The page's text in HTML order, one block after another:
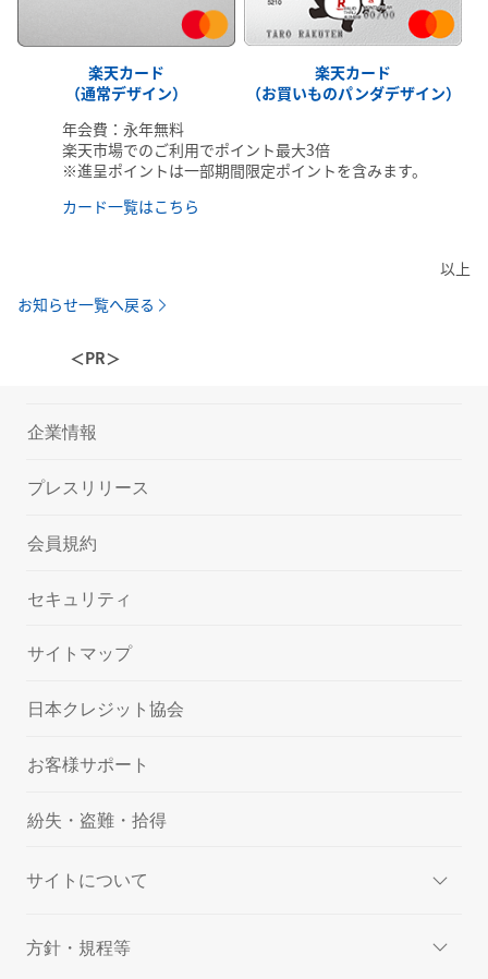
楽天カード
（通常デザイン）
楽天カード
（お買いものパンダデザイン）
年会費：永年無料
楽天市場でのご利用でポイント最大3倍
※進呈ポイントは一部期間限定ポイントを含みます。
カード一覧はこちら
以上
お知らせ一覧へ戻る
＜PR＞
企業情報
プレスリリース
会員規約
セキュリティ
サイトマップ
日本クレジット協会
お客様サポート
紛失・盗難・拾得
サイトについて
方針・規程等